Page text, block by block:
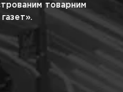
товарним